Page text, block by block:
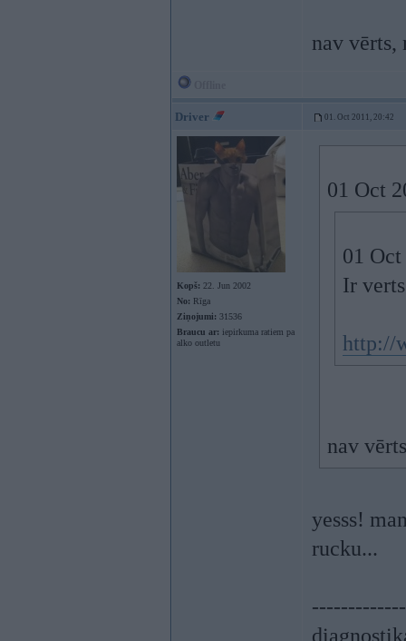
nav vērts,
Driver 01. Oct 2011, 20:42
Kopš: 22. Jun 2002
No: Rīga
Ziņojumi: 31536
Braucu ar: iepirkuma ratiem pa
alko outletu
01 Oct
01
Ir
http://
nav
yesss!
rucku...